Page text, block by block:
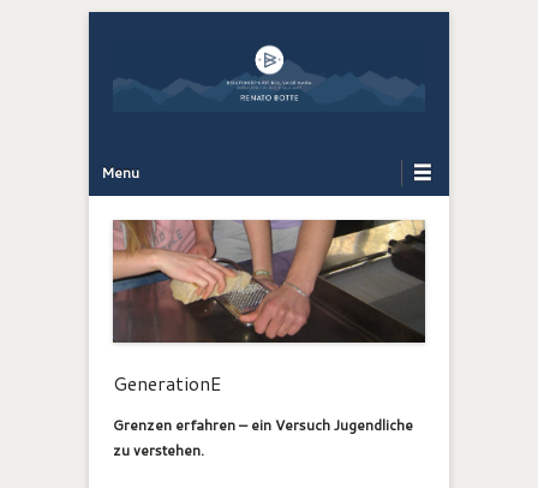
Menu
GenerationE
Grenzen erfahren – ein Versuch Jugendliche
zu verstehen.